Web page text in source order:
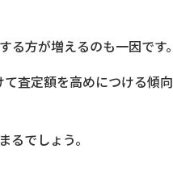
る方が増えるのも一因です
査定額を高めにつける傾向
でしょう。